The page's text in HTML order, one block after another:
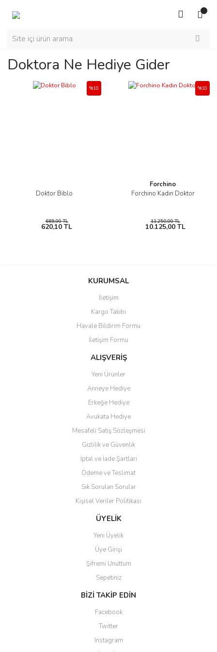
Doktora Ne Hediye Gider
Doktor Biblo
%10
689,00 TL
620,10 TL
Forchino
Forchino Kadın Doktor
%10
11.250,00 TL
10.125,00 TL
KURUMSAL
İletişim
Kargo Takibi
Havale Bildirim Formu
İletişim Formu
ALIŞVERİŞ
Yeni Ürünler
Anneye Hediye
Erkeğe Hediye
Avukata Hediye
Mesafeli Satış Sözleşmesi
Gizlilik ve Güvenlik
İptal ve İade Şartları
Ödeme ve Teslimat
Sık Sorulan Sorular
Kişisel Veriler Politikası
ÜYELİK
Yeni Üyelik
Üye Girişi
Şifremi Unuttum
Sepetiniz
BİZİ TAKİP EDİN
Facebook
Twitter
Instagram